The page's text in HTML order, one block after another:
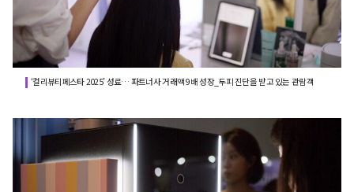
‘컬리뷰티페스타 2025’ 성료… 파트너사 거래액 9배 성장_두피 진단을 받고 있는 관람객